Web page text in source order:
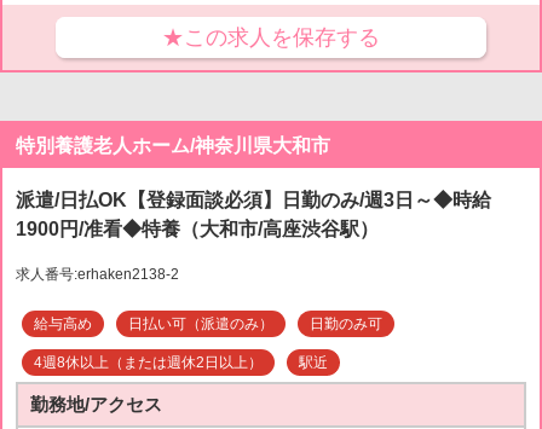
★この求人を保存する
特別養護老人ホーム/神奈川県大和市
派遣/日払OK【登録面談必須】日勤のみ/週3日～◆時給
1900円/准看◆特養（大和市/高座渋谷駅）
求人番号:erhaken2138-2
給与高め 日払い可（派遣のみ） 日勤のみ可
4週8休以上（または週休2日以上） 駅近
勤務地/アクセス